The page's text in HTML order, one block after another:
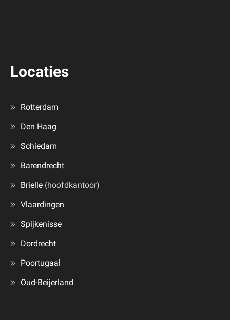
Locaties
Rotterdam
Den Haag
Schiedam
Barendrecht
Brielle (hoofdkantoor)
Vlaardingen
Spijkenisse
Dordrecht
Poortugaal
Oud-Beijerland